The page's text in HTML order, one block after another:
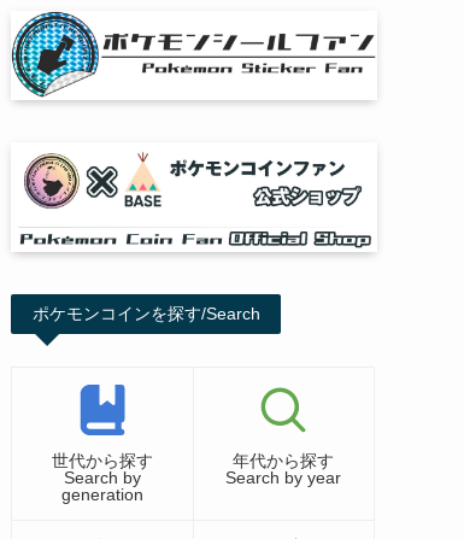
ポケモンコインを探す/Search
世代から探す
Search by
generation
年代から探す
Search by year